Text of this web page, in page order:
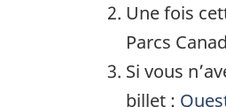
Une fois
Parcs
Si vous
billet :